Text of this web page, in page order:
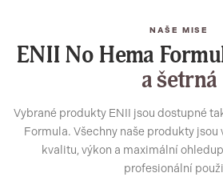
NAŠE MISE
ENII No Hema
a šetrná
Vybrané produkty ENII jsou dostupné
Formula. Všechny naše produkty jsou
kvalitu, výkon a maximální
profesionální